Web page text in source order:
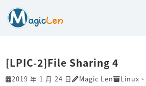
[LPIC-2]File Sharing 4
2019 年 1 月 24 日 Magic Len Linux 、